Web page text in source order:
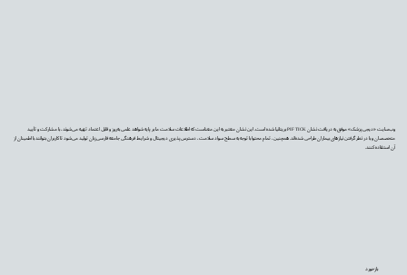
وب‌سایت «دیجی‌پزشک» موفق به دریافت نشان PIF TICK بریتانیا شده است. این نشان معتبر به این معناست که اطلاعات سلامت ما بر پایه شواهد علمی به‌روز و قابل اعتماد تهیه می‌شوند، با مشارکت و تأیید
متخصصان و با در نظر گرفتن نیازهای بیماران طراحی شده‌اند. همچنین، تمام محتوا با توجه به سطح سواد سلامت، دسترس‌پذیری دیجیتال و شرایط فرهنگی جامعه فارسی‌زبان تولید می‌شود تا کاربران بتوانند با اطمینان از
آن استفاده کنند.
بازخورد